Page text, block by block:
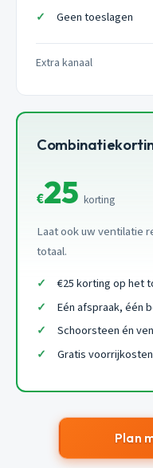
Geen toeslagen
Extra kanaal
€25 korting
Laat ook uw ventilatie
totaal.
€25 korting op het
Eén afspraak, één
Schoorsteen én
Gratis voorrijkosten
Plan